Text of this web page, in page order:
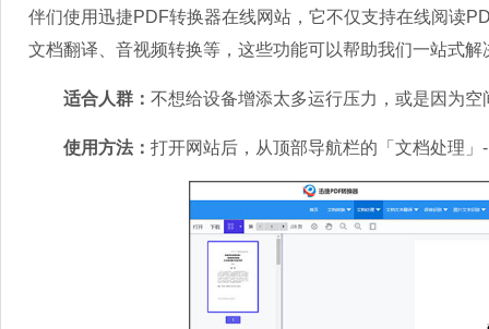
伴们使用迅捷PDF转换器在线网站，它不仅支持在线阅读
文档翻译、音视频转换等，这些功能可以帮助我们一站式
适合人群： 不想给设备增添太多运行压力，或是因为
使用方法： 打开网站后，从顶部导航栏的「文档处理